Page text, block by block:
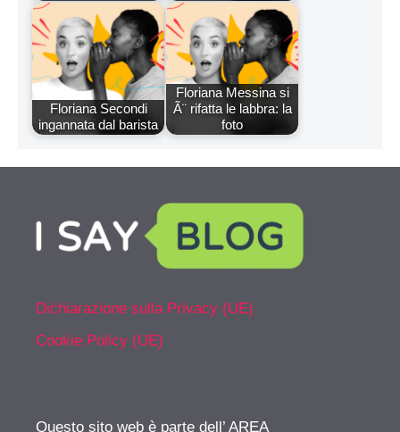
Floriana Secondi
ingannata dal barista
Floriana Messina si
Ã¨ rifatta le labbra: la
foto
Dichiarazione sulla Privacy (UE)
Cookie Policy (UE)
Questo sito web è parte dell’ AREA